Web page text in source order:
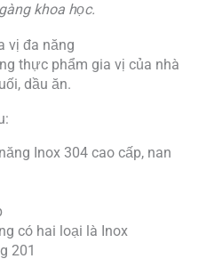
khoa học.
vị đa năng
thực phẩm gia vị của nhà
dầu ăn.
Inox 304 cao cấp, nan
có hai loại là Inox
201